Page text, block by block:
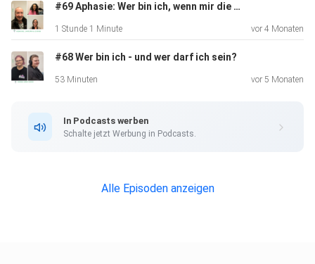
#69 Aphasie: Wer bin ich, wenn mir die Worte fehlen?
1 Stunde 1 Minute vor 4 Monaten
#68 Wer bin ich - und wer darf ich sein?
53 Minuten vor 5 Monaten
In Podcasts werben
Schalte jetzt Werbung in Podcasts.
Alle Episoden anzeigen